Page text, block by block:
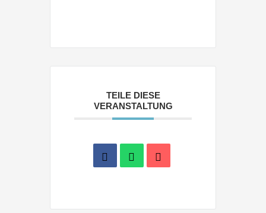
TEILE DIESE
VERANSTALTUNG